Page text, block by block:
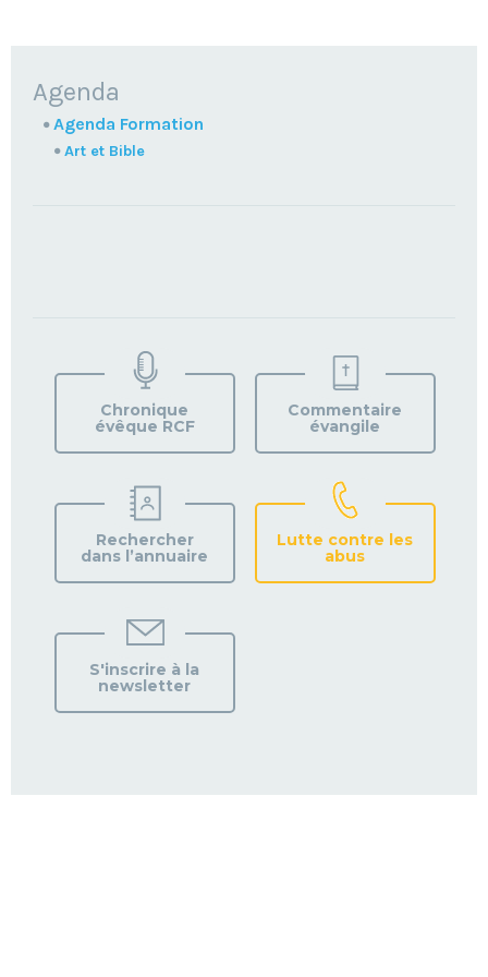
NAVIGATION
Agenda
Agenda Formation
Art et Bible
VOTRE
PAROISSE
Chronique
évêque RCF
Commentaire
évangile
Rechercher
dans l’annuaire
Lutte contre les
abus
S'inscrire à la
newsletter